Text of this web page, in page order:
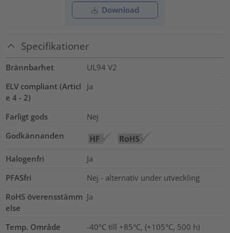
Download
Specifikationer
Brännbarhet
UL94 V2
ELV compliant (Articl
e 4 - 2)
Ja
Farligt gods
Nej
Godkännanden
Halogenfri
Ja
PFASfri
Nej - alternativ under utveckling
RoHS överensstämm
else
Ja
Temp. Område -40°C till +85°C, (+105°C, 500 h)